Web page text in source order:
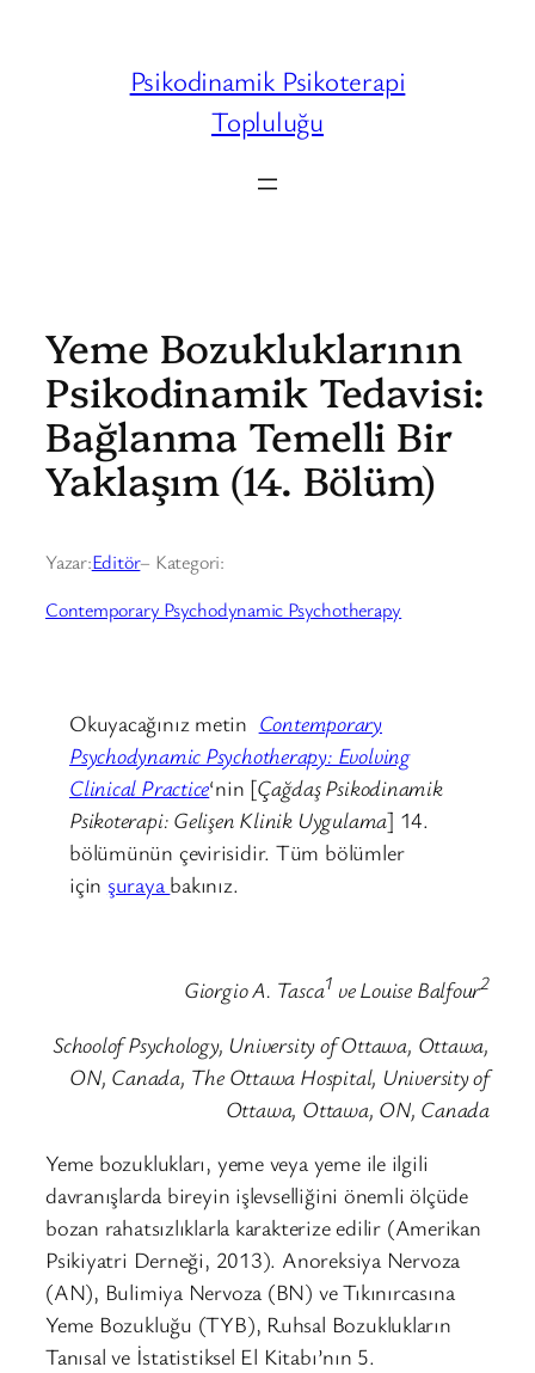
Psikodinamik Psikoterapi
Topluluğu
Yeme Bozukluklarının
Psikodinamik Tedavisi:
Bağlanma Temelli Bir
Yaklaşım (14. Bölüm)
Yazar:Editör– Kategori:
Contemporary Psychodynamic Psychotherapy
Okuyacağınız metin Contemporary
Psychodynamic Psychotherapy: Evolving
Clinical Practice‘nin [Çağdaş Psikodinamik
Psikoterapi: Gelişen Klinik Uygulama] 14.
bölümünün çevirisidir. Tüm bölümler
için şuraya bakınız.
Giorgio A. Tasca1 ve Louise Balfour2
Schoolof Psychology, University of Ottawa, Ottawa,
ON, Canada, The Ottawa Hospital, University of
Ottawa, Ottawa, ON, Canada
Yeme bozuklukları, yeme veya yeme ile ilgili
davranışlarda bireyin işlevselliğini önemli ölçüde
bozan rahatsızlıklarla karakterize edilir (Amerikan
Psikiyatri Derneği, 2013). Anoreksiya Nervoza
(AN), Bulimiya Nervoza (BN) ve Tıkınırcasına
Yeme Bozukluğu (TYB), Ruhsal Bozuklukların
Tanısal ve İstatistiksel El Kitabı’nın 5.